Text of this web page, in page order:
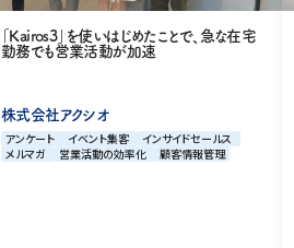
「Kairos3」を使いはじめたことで、急な在宅
勤務でも営業活動が加速
株式会社アクシオ
アンケート イベント集客
インサイドセールス
メルマガ
営業活動の効率化 顧客情報管理